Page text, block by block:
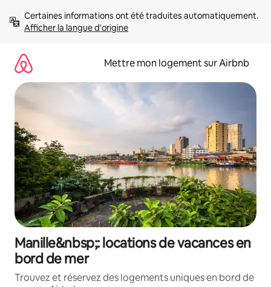
directement
Afficher la langue d'origine
Mettre mon logement sur Airbnb
Manille&nbsp;: locations de vacances en
bord de mer
Trouvez et réservez des logements uniques en bord de